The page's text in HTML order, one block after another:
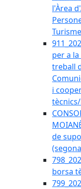
l'Àrea
per a
treball
i
de
borsa